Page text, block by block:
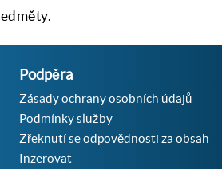
Podpěra
Zásady ochrany osobních údajů
Podmínky služby
Zřeknutí se odpovědnosti za obsah
Inzerovat